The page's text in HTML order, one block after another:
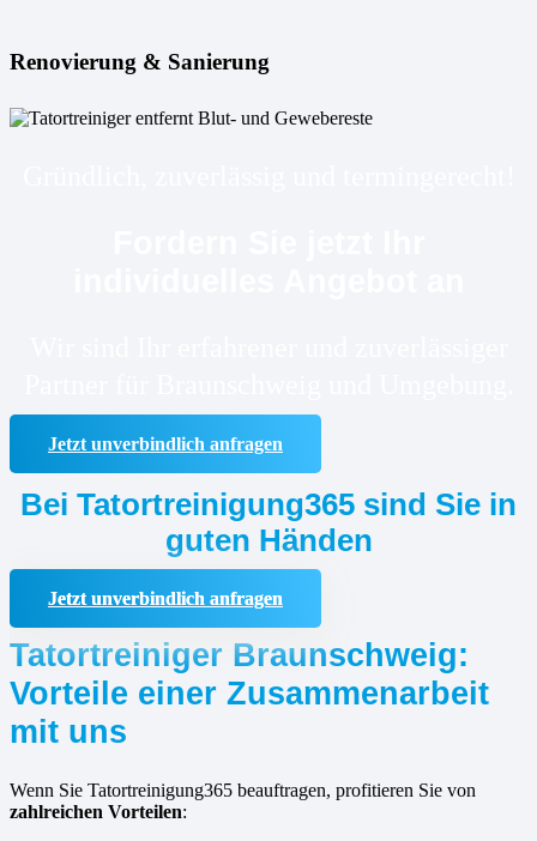
Renovierung & Sanierung
Jetzt unverbindlich anfragen
Bei Tatortreinigung365 sind Sie in
guten Händen
Jetzt unverbindlich anfragen
Tatortreiniger Braunschweig:
Vorteile einer Zusammenarbeit
mit uns
Wenn Sie Tatortreinigung365 beauftragen, profitieren Sie von
zahlreichen Vorteilen: